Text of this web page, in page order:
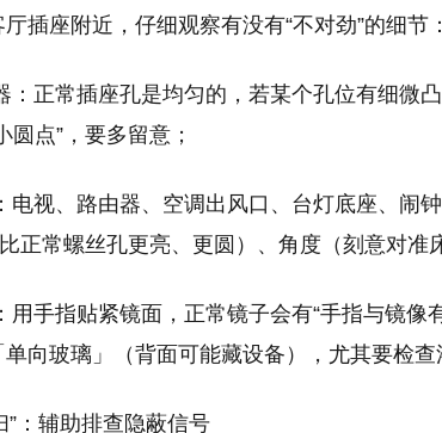
插座附近，仔细观察有没有“不对劲”的细节：
：正常插座孔是均匀的，若某个孔位有细微
圆点”，要多留意；
电视、路由器、空调出风口、台灯底座、闹
正常螺丝孔更亮、更圆）、角度（刻意对准
用手指贴紧镜面，正常镜子会有“手指与镜像
向玻璃」（背面可能藏设备），尤其要检查
”：辅助排查隐蔽信号